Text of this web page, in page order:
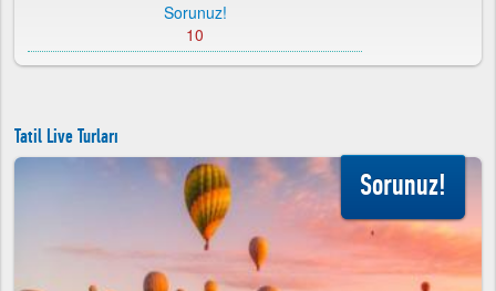
Sorunuz!
10
ROYAL ASARLIK BEACH HOTEL SPA
ORANGE COUNTRY RESORT HOTEL BELEK
ANTALYA BELEK
'den başlayan fiyatlarla...
% 52 İndirim
CLUB HOTEL TURAN PRİNCE WORLD
Tatil Live Turları
Sorunuz!